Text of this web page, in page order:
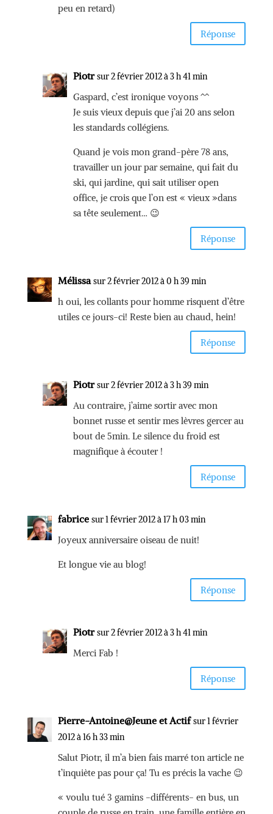
peu en retard)
Réponse
Piotr sur 2 février 2012 à 3 h 41 min
Gaspard, c’est ironique voyons ^^
Je suis vieux depuis que j’ai 20 ans selon
les standards collégiens.
Quand je vois mon grand-père 78 ans,
travailler un jour par semaine, qui fait du
ski, qui jardine, qui sait utiliser open
office, je crois que l’on est « vieux »dans
sa tête seulement… 😉
Réponse
Mélissa sur 2 février 2012 à 0 h 39 min
h oui, les collants pour homme risquent d’être
utiles ce jours-ci! Reste bien au chaud, hein!
Réponse
Piotr sur 2 février 2012 à 3 h 39 min
Au contraire, j’aime sortir avec mon
bonnet russe et sentir mes lèvres gercer au
bout de 5min. Le silence du froid est
magnifique à écouter !
Réponse
fabrice sur 1 février 2012 à 17 h 03 min
Joyeux anniversaire oiseau de nuit!
Et longue vie au blog!
Réponse
Piotr sur 2 février 2012 à 3 h 41 min
Merci Fab !
Réponse
Pierre-Antoine@Jeune et Actif sur 1 février
2012 à 16 h 33 min
Salut Piotr, il m’a bien fais marré ton article ne
t’inquiète pas pour ça! Tu es précis la vache 😉
« voulu tué 3 gamins -différents- en bus, un